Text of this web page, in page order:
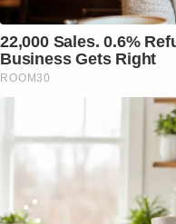
22,000 Sales. 0.6%
Business Gets Right
ROOM30